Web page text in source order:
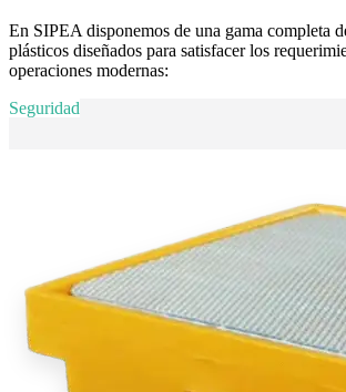
En SIPEA disponemos de una gama completa
plásticos diseñados para satisfacer los
operaciones modernas:
Seguridad